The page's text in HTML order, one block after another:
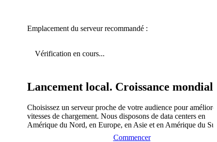
Emplacement du serveur recommandé :
Vérification en cours...
Lancement local. Croissance
Choisissez un serveur proche de votre audience pour
vitesses de chargement. Nous disposons de data centers en
Amérique du Nord, en Europe, en Asie et en Amérique du
Commencer